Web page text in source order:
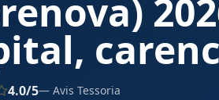
4.0/5— Avis Tessoria